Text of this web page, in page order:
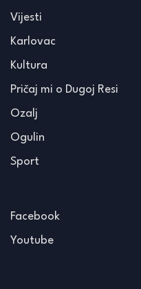
Vijesti
Karlovac
Kultura
Pričaj mi o Dugoj Resi
Ozalj
Ogulin
Sport
Facebook
Youtube